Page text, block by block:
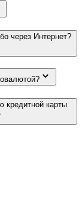
через Интернет?
кредитной карты